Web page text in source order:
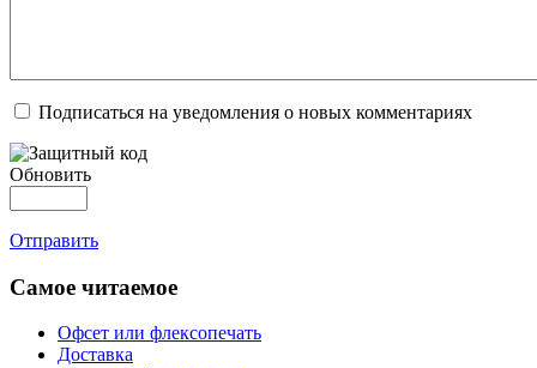
Подписаться на уведомления о новых комментариях
Обновить
Отправить
Самое читаемое
Офсет или флексопечать
Доставка